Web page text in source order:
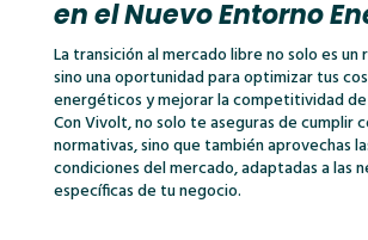
en el Nuevo Entorno
La transición al mercado libre no solo es un
sino una oportunidad para optimizar tus
energéticos y mejorar la competitividad
Con Vivolt, no solo te aseguras de cumplir
normativas, sino que también aprovechas
condiciones del mercado, adaptadas a las
específicas de tu negocio.